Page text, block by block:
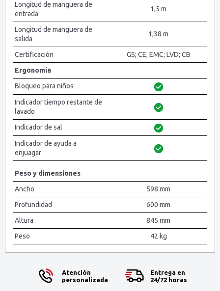
Longitud de manguera de
entrada
1,5 m
Longitud de manguera de
salida
1,38 m
Certificación
GS; CE; EMC; LVD; CB
Ergonomía
Bloqueo para niños
Indicador tiempo restante de
lavado
Indicador de sal
Indicador de ayuda a
enjuagar
Peso y dimensiones
Ancho
598 mm
Profundidad
600 mm
Altura
845 mm
Peso
42 kg
Atención
personalizada
Entrega en
24/72 horas